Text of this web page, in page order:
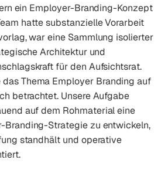
ein Employer-Branding-Konzept
hatte substanzielle Vorarbeit
war eine Sammlung isolierter
Architektur und
für den Aufsichtsrat.
Thema Employer Branding auf
betrachtet. Unsere Aufgabe
auf dem Rohmaterial eine
Branding-Strategie zu entwickeln,
standhält und operative